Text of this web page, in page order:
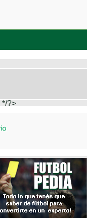
*/?>